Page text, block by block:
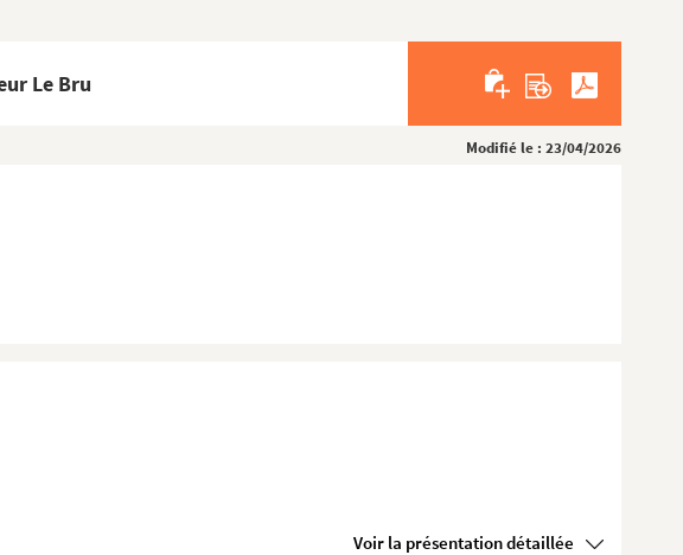
Le Bru
Modifié le : 23/04/2026
Voir la présentation détaillée